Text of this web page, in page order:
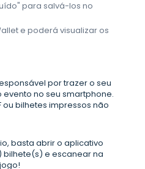
para salvá-los no
e poderá visualizar os
por trazer o seu
no seu smartphone.
ou bilhetes impressos não
basta abrir o aplicativo
bilhete(s) e escanear na